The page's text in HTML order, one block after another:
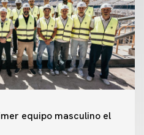
equipo masculino el